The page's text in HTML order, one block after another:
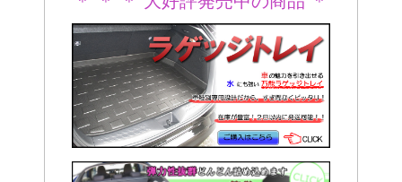
＊ ＊